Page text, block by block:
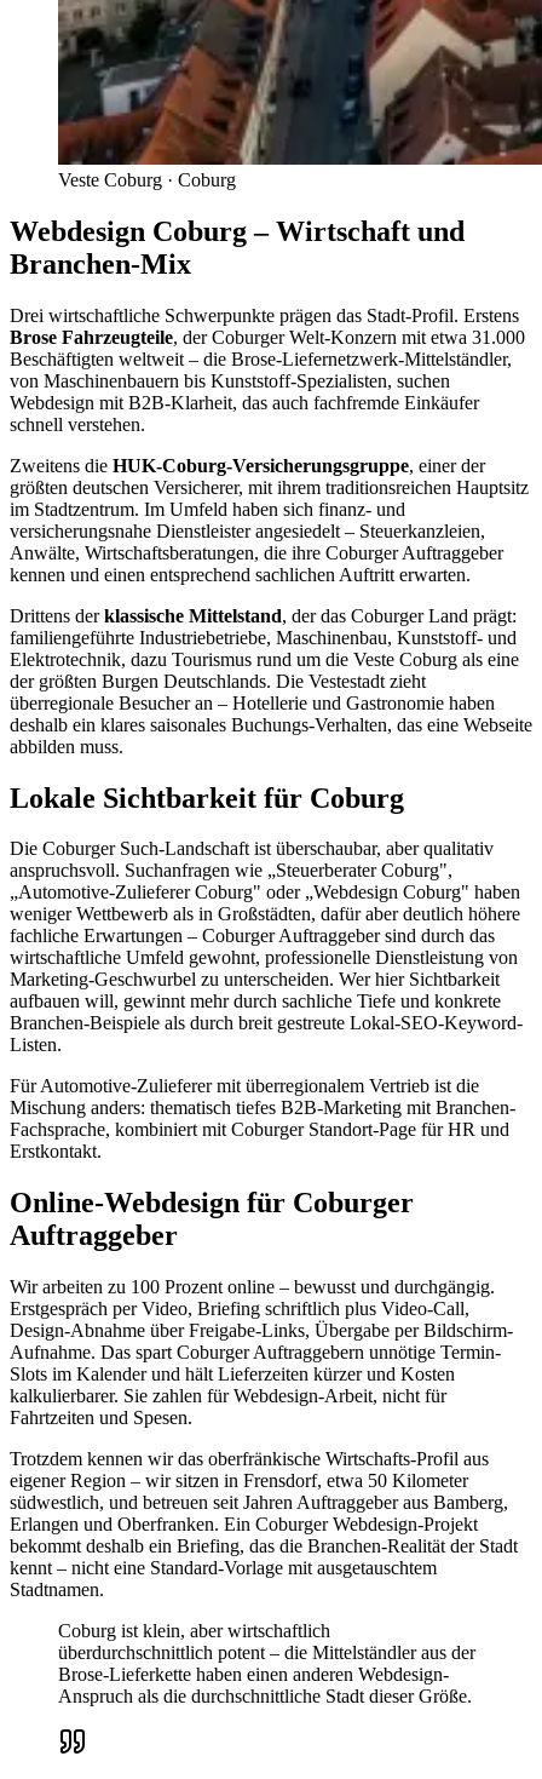
Veste Coburg · Coburg
Webdesign Coburg – Wirtschaft und
Branchen-Mix
Drei wirtschaftliche Schwerpunkte prägen das Stadt-Profil. Erstens
Brose Fahrzeugteile, der Coburger Welt-Konzern mit etwa 31.000
Beschäftigten weltweit – die Brose-Liefernetzwerk-Mittelständler,
von Maschinenbauern bis Kunststoff-Spezialisten, suchen
Webdesign mit B2B-Klarheit, das auch fachfremde Einkäufer
schnell verstehen.
Zweitens die HUK-Coburg-Versicherungsgruppe, einer der
größten deutschen Versicherer, mit ihrem traditionsreichen Hauptsitz
im Stadtzentrum. Im Umfeld haben sich finanz- und
versicherungsnahe Dienstleister angesiedelt – Steuerkanzleien,
Anwälte, Wirtschaftsberatungen, die ihre Coburger Auftraggeber
kennen und einen entsprechend sachlichen Auftritt erwarten.
Drittens derklassische Mittelstand, der das Coburger Land prägt:
familiengeführte Industriebetriebe, Maschinenbau, Kunststoff- und
Elektrotechnik, dazu Tourismus rund um die Veste Coburg als eine
der größten Burgen Deutschlands. Die Vestestadt zieht
überregionale Besucher an – Hotellerie und Gastronomie haben
deshalb ein klares saisonales Buchungs-Verhalten, das eine Webseite
abbilden muss.
Lokale Sichtbarkeit für Coburg
Die Coburger Such-Landschaft ist überschaubar, aber qualitativ
anspruchsvoll. Suchanfragen wie „Steuerberater Coburg",
„Automotive-Zulieferer Coburg" oder „Webdesign Coburg" haben
weniger Wettbewerb als in Großstädten, dafür aber deutlich höhere
fachliche Erwartungen – Coburger Auftraggeber sind durch das
wirtschaftliche Umfeld gewohnt, professionelle Dienstleistung von
Marketing-Geschwurbel zu unterscheiden. Wer hier Sichtbarkeit
aufbauen will, gewinnt mehr durch sachliche Tiefe und konkrete
Branchen-Beispiele als durch breit gestreute Lokal-SEO-Keyword-
Listen.
Für Automotive-Zulieferer mit überregionalem Vertrieb ist die
Mischung anders: thematisch tiefes B2B-Marketing mit Branchen-
Fachsprache, kombiniert mit Coburger Standort-Page für HR und
Erstkontakt.
Online-Webdesign für Coburger
Auftraggeber
Wir arbeiten zu 100 Prozent online – bewusst und durchgängig.
Erstgespräch per Video, Briefing schriftlich plus Video-Call,
Design-Abnahme über Freigabe-Links, Übergabe per Bildschirm-
Aufnahme. Das spart Coburger Auftraggebern unnötige Termin-
Slots im Kalender und hält Lieferzeiten kürzer und Kosten
kalkulierbarer. Sie zahlen für Webdesign-Arbeit, nicht für
Fahrtzeiten und Spesen.
Trotzdem kennen wir das oberfränkische Wirtschafts-Profil aus
eigener Region – wir sitzen in Frensdorf, etwa 50 Kilometer
südwestlich, und betreuen seit Jahren Auftraggeber aus Bamberg,
Erlangen und Oberfranken. Ein Coburger Webdesign-Projekt
bekommt deshalb ein Briefing, das die Branchen-Realität der Stadt
kennt – nicht eine Standard-Vorlage mit ausgetauschtem
Stadtnamen.
Coburg ist klein, aber wirtschaftlich
überdurchschnittlich potent – die Mittelständler aus der
Brose-Lieferkette haben einen anderen Webdesign-
Anspruch als die durchschnittliche Stadt dieser Größe.